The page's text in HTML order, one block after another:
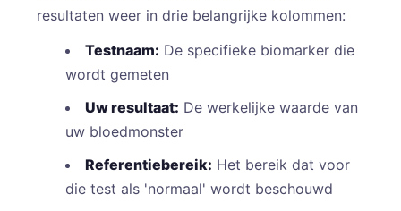
resultaten weer in drie belangrijke kolommen:
Testnaam: De specifieke biomarker die
wordt gemeten
Uw resultaat: De werkelijke waarde van
uw bloedmonster
Referentiebereik: Het bereik dat voor
die test als 'normaal' wordt beschouwd